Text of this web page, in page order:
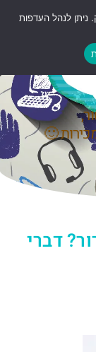
🙂
דברי
ניתן לנהל העדפות